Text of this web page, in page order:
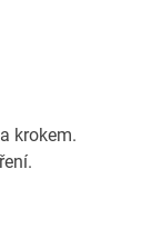
krokem.